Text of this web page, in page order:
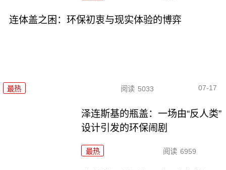
连体盖之困：环保初衷与现实体验的博弈
最热 阅读 5033 07-17
泽连斯基的瓶盖：一场由“反人类”
设计引发的环保闹剧
最热 阅读 6959